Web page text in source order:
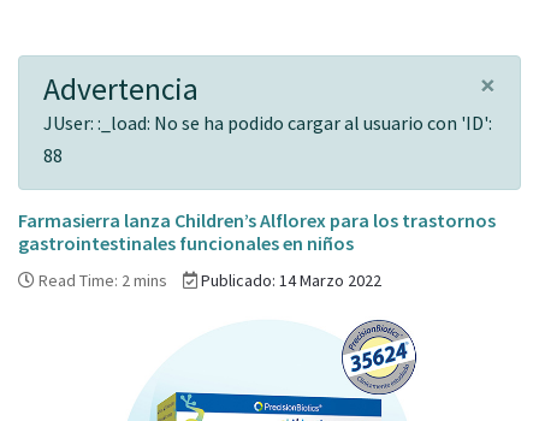
×
Advertencia
JUser: :_load: No se ha podido cargar al usuario con 'ID':
88
Farmasierra lanza Children’s Alflorex para los trastornos
gastrointestinales funcionales en niños
Read Time: 2 mins Publicado: 14 Marzo 2022